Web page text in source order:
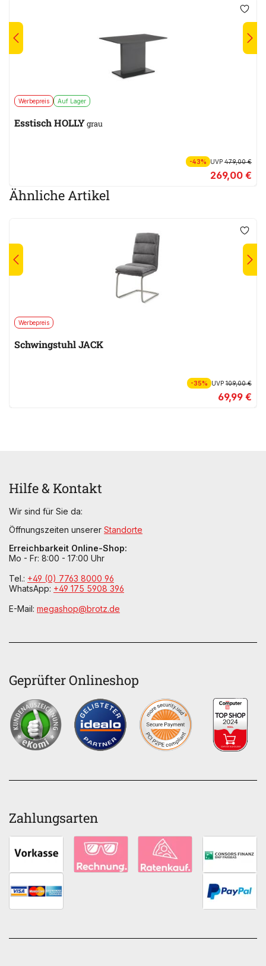
Werbepreis Auf Lager
Esstisch HOLLYgrau
-43% UVP479,00 €
269,00 €
Ähnliche Artikel
Werbepreis
Schwingstuhl JACK
-35% UVP109,00 €
69,99 €
Hilfe & Kontakt
Wir sind für Sie da:
Öffnungszeiten unserer Standorte
Erreichbarkeit Online-Shop:
Mo - Fr: 8:00 - 17:00 Uhr
Tel.: +49 (0) 7763 8000 96
WhatsApp: +49 175 5908 396
E-Mail: megashop@brotz.de
Geprüfter Onlineshop
Zahlungsarten